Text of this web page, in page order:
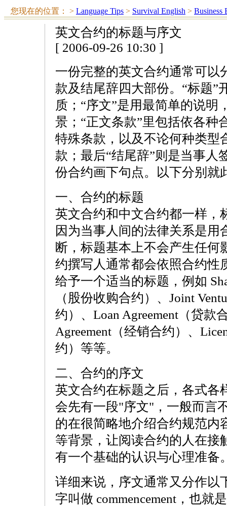
您现在的位置： > Language Tips > Survival English > Business
英文合约的标题与序文
[ 2006-09-26 10:30 ]
一份完整的英文合约通常可以
款及结尾辞四大部份。“标题”
质；“序文”是用最简单的说明
景；“正文条款”里包括依各种
特殊条款，以及不论何种类型
款；最后“结尾辞”则是当事人
份合约画下句点。以下分别就
一、合约的标题
英文合约和中文合约都一样，
因为当事人间的法律关系是用
断，标题基本上不会产生任何
约撰写人通常都会依照合约性
给予一个适当的标题，例如
（股份收购合约）、Joint
约）、Loan Agreement（贷款
Agreement（经销合约）、
约）等等。
二、合约的序文
英文合约在标题之后，各式各
会先有一段"序文"，一般而言
的在很简略地介绍合约规范内
等背景，让阅读合约的人在接
有一个基础的认识与心理准备
详细来说，序文通常又分作以
字叫做 commencement，也就